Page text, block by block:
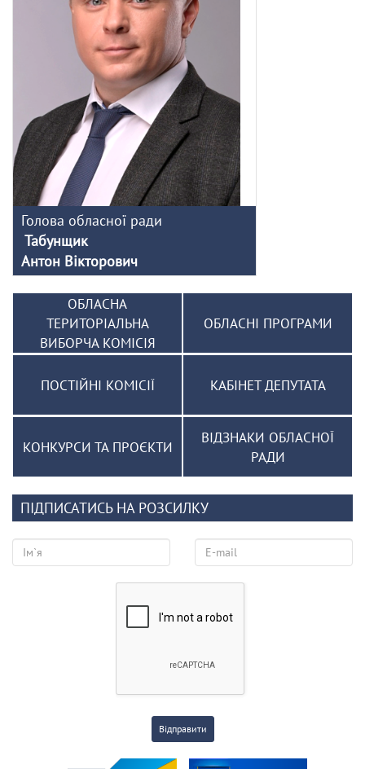
Голова обласної ради
Табунщик
Антон Вікторович
ОБЛАСНА
ТЕРИТОРІАЛЬНА
ВИБОРЧА КОМІСІЯ
ОБЛАСНІ ПРОГРАМИ
ПОСТІЙНІ КОМІСІЇ КАБІНЕТ ДЕПУТАТА
КОНКУРСИ ТА ПРОЄКТИ
ВІДЗНАКИ ОБЛАСНОЇ
РАДИ
ПІДПИСАТИСЬ НА РОЗСИЛКУ
Відправити